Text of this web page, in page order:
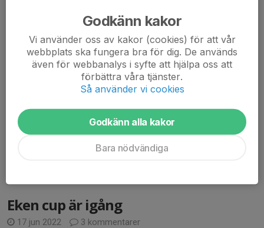
Glädje efter sista matchen i Eken cup. Foto: Jakob Sillén
Säsongen 2021-2022 avslutades med ännu en fantastisk dag
ute på Gubbängsfältet. Laget kämpade tillsammans i de två
avslutande matcherna av Eken Cup. I säsongens sista halvlek
fick killarna välförtjänt utdelning på allt...
Eken cup är igång
17 jun 2022 3 kommentarer
Godkänn kakor
Vi använder oss av kakor (cookies) för att vår
webbplats ska fungera bra för dig. De används
även för webbanalys i syfte att hjälpa oss att
förbättra våra tjänster.
Så använder vi cookies
Godkänn alla kakor
Bara nödvändiga